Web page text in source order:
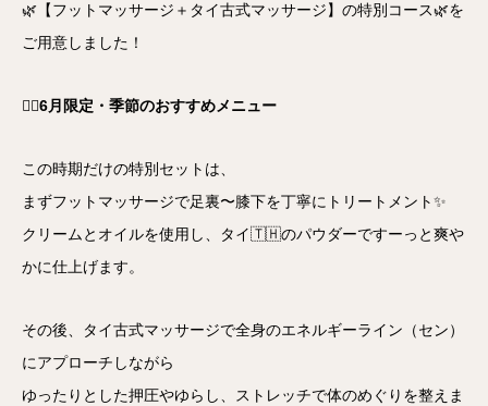
🌿【フットマッサージ＋タイ古式マッサージ】の特別コース🌿を
ご用意しました！
💆‍♀️6月限定・季節のおすすめメニュー
この時期だけの特別セットは、
まずフットマッサージで足裏〜膝下を丁寧にトリートメント✨
クリームとオイルを使用し、タイ🇹🇭のパウダーですーっと爽や
かに仕上げます。
その後、タイ古式マッサージで全身のエネルギーライン（セン）
にアプローチしながら
ゆったりとした押圧やゆらし、ストレッチで体のめぐりを整えま